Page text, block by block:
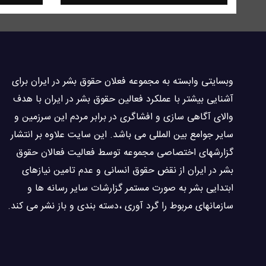
وبسايتى وابسته به مجموعه فعلان حقوق بشر در ایران برای
آشنایی بيشتر با عملکرد فعالین حقوق بشر در ایران با هدف
والاى آگاهى سازی و افشاگرى در برابر مردم این سرزمین و
ساير جوامع بین المللى می باشد. این سایت علاوه بر انتشار
گزارشهای اختصاصی مجموعه توسط فعاليت فعالان حقوق
بشر در ایران از نقض حقوق انسانی و عدم تامین نیازهای
ابتدایی بشر به صورت مستمر گزارشات سایر رسانه ها و
سازمانهای مربوط را گرد آوری ،دسته بندی و باز نشر می كند.